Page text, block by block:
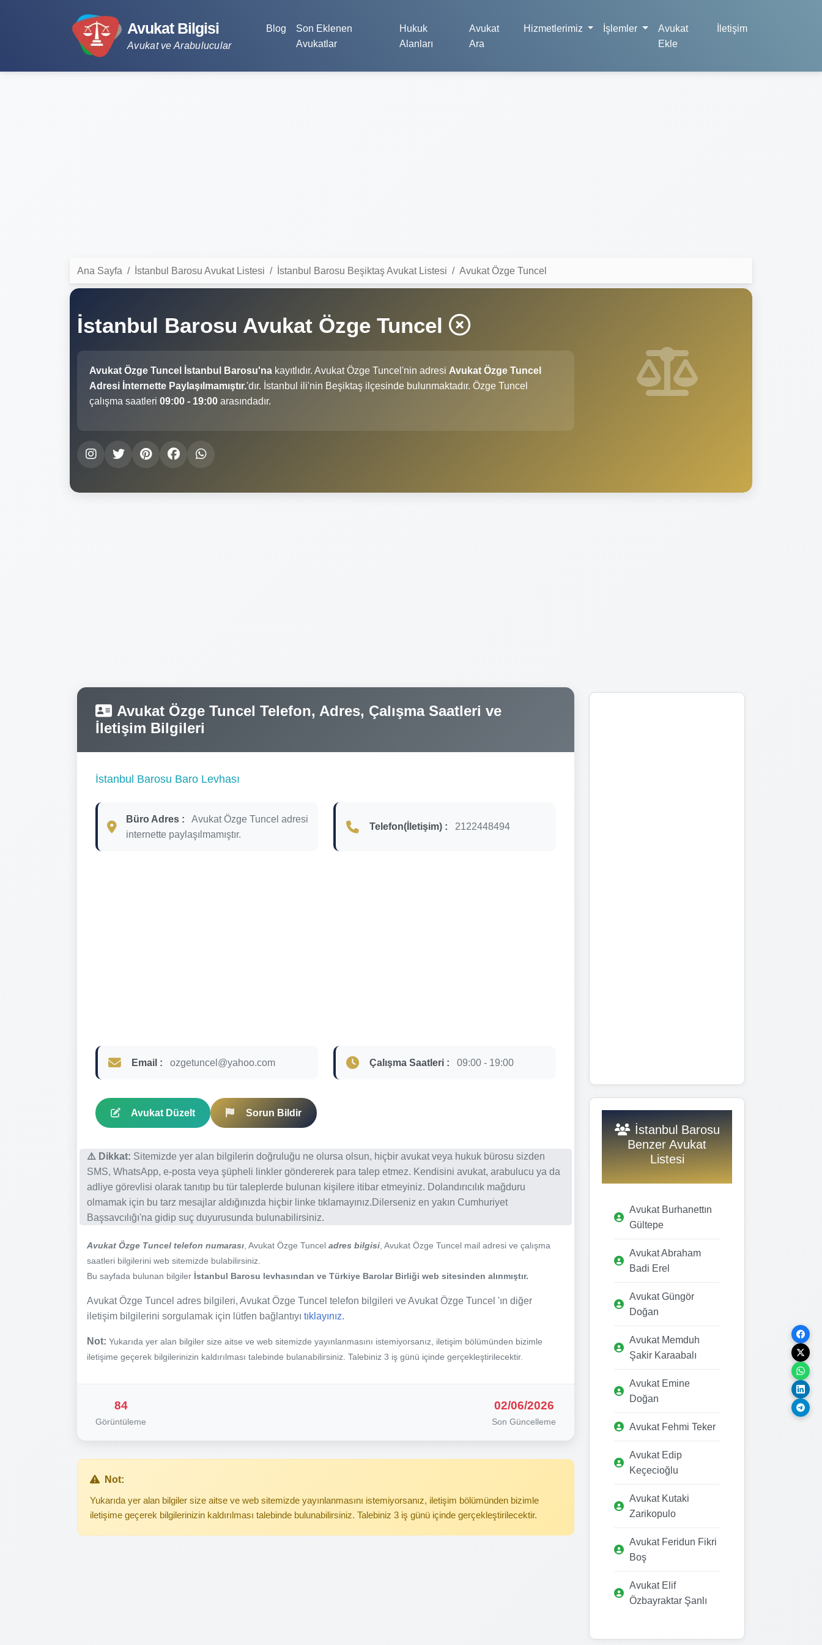
Avukat Bilgisi
Avukat ve Arabulucular
Blog
Son Eklenen
Avukatlar
Hukuk
Alanları
Avukat
Ara
Hizmetlerimiz İşlemler
Avukat
Ekle
İletişim
Ana Sayfa İstanbul Barosu Avukat Listesi İstanbul Barosu Beşiktaş Avukat Listesi Avukat Özge Tuncel
İstanbul Barosu Avukat Özge Tuncel
Avukat Özge Tuncel İstanbul Barosu'na kayıtlıdır. Avukat Özge Tuncel'nin adresi Avukat Özge Tuncel
Adresi İnternette Paylaşılmamıştır.'dır. İstanbul ili'nin Beşiktaş ilçesinde bulunmaktadır. Özge Tuncel
çalışma saatleri 09:00 - 19:00 arasındadır.
Avukat Özge Tuncel Telefon, Adres, Çalışma Saatleri ve
İletişim Bilgileri
İstanbul Barosu Baro Levhası
Büro Adres :
Avukat Özge Tuncel adresi
internette paylaşılmamıştır.
Telefon(İletişim) : 2122448494
Email : ozgetuncel@yahoo.com Çalışma Saatleri : 09:00 - 19:00
Avukat Düzelt Sorun Bildir
⚠️ Dikkat: Sitemizde yer alan bilgilerin doğruluğu ne olursa olsun, hiçbir avukat veya hukuk bürosu sizden
SMS, WhatsApp, e-posta veya şüpheli linkler göndererek para talep etmez. Kendisini avukat, arabulucu ya da
adliye görevlisi olarak tanıtıp bu tür taleplerde bulunan kişilere itibar etmeyiniz. Dolandırıcılık mağduru
olmamak için bu tarz mesajlar aldığınızda hiçbir linke tıklamayınız.Dilerseniz en yakın Cumhuriyet
Başsavcılığı'na gidip suç duyurusunda bulunabilirsiniz.
Avukat Özge Tuncel telefon numarası , Avukat Özge Tuncel adres bilgisi , Avukat Özge Tuncel mail adresi ve çalışma
saatleri bilgilerini web sitemizde bulabilirsiniz.
Bu sayfada bulunan bilgiler İstanbul Barosu levhasından ve Türkiye Barolar Birliği web sitesinden alınmıştır.
Avukat Özge Tuncel adres bilgileri, Avukat Özge Tuncel telefon bilgileri ve Avukat Özge Tuncel 'ın diğer
iletişim bilgilerini sorgulamak için lütfen bağlantıyı tıklayınız.
Not: Yukarıda yer alan bilgiler size aitse ve web sitemizde yayınlanmasını istemiyorsanız, iletişim bölümünden bizimle
iletişime geçerek bilgilerinizin kaldırılması talebinde bulanabilirsiniz. Talebiniz 3 iş günü içinde gerçekleştirilecektir.
84
Görüntüleme
02/06/2026
Son Güncelleme
Not:
Yukarıda yer alan bilgiler size aitse ve web sitemizde yayınlanmasını istemiyorsanız, iletişim bölümünden bizimle
iletişime geçerek bilgilerinizin kaldırılması talebinde bulunabilirsiniz. Talebiniz 3 iş günü içinde gerçekleştirilecektir.
İstanbul Barosu
Benzer Avukat
Listesi
Avukat Burhanettın
Gültepe
Avukat Abraham
Badi Erel
Avukat Güngör
Doğan
Avukat Memduh
Şakir Karaabalı
Avukat Emine
Doğan
Avukat Fehmi Teker
Avukat Edip
Keçecioğlu
Avukat Kutaki
Zarikopulo
Avukat Feridun Fikri
Boş
Avukat Elif
Özbayraktar Şanlı